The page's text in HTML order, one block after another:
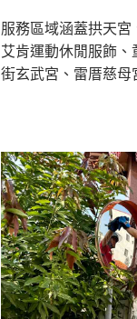
服務區域涵蓋拱天
艾肯運動休閒服飾
街玄武宮、雷厝慈